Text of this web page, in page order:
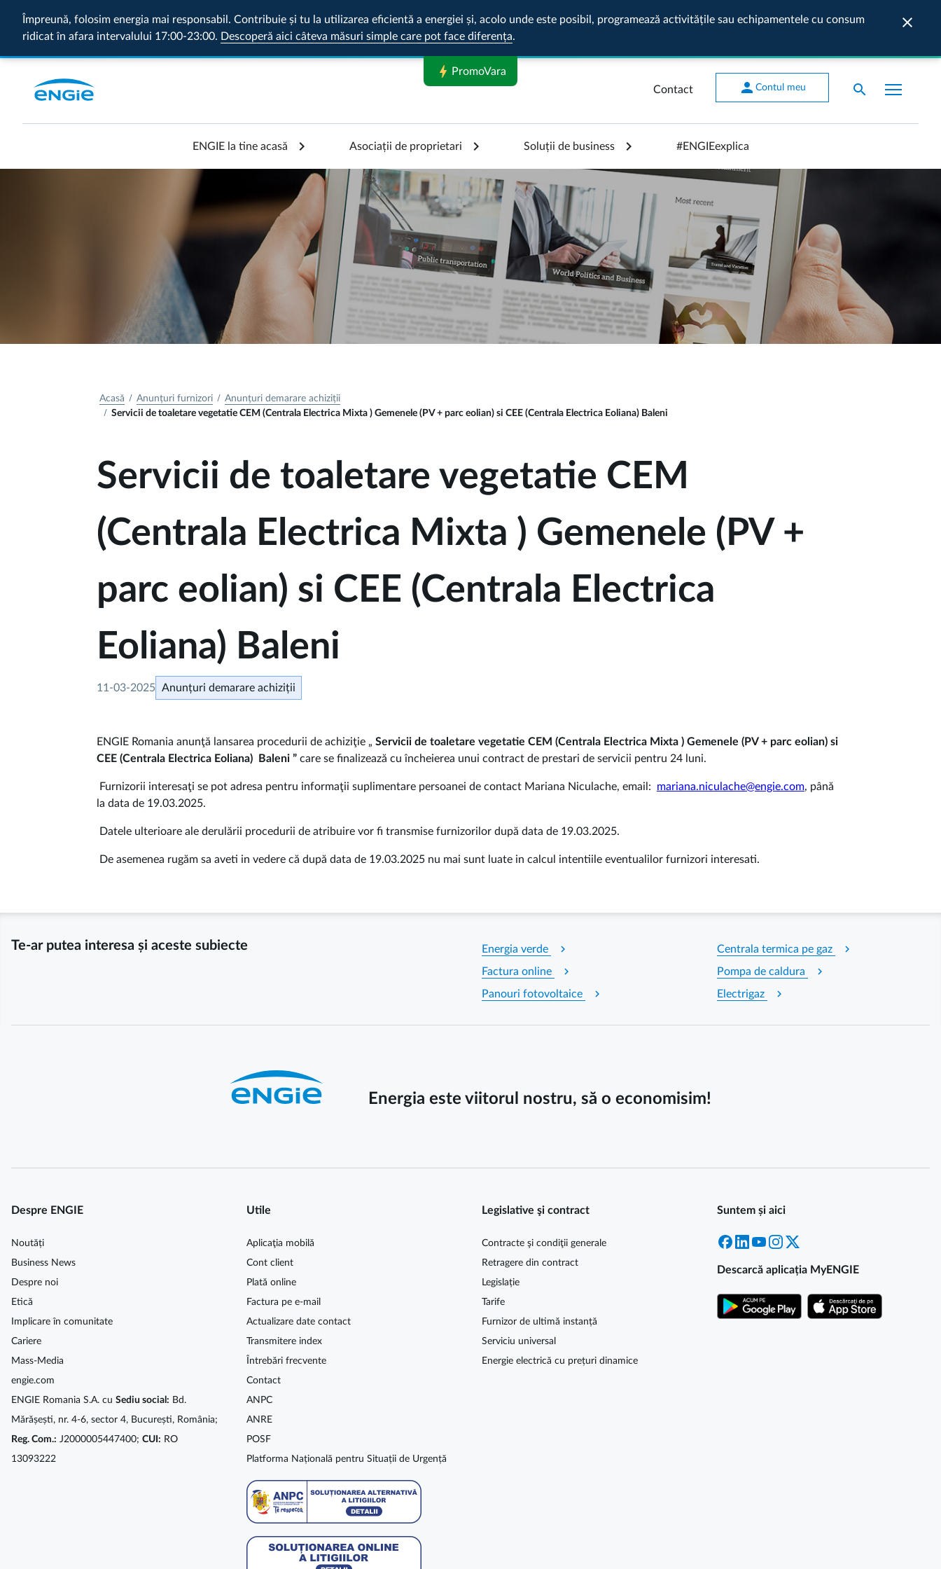
Împreună, folosim energia mai responsabil. Contribuie și tu la utilizarea eficientă a energiei și, acolo unde este posibil, programează activitățile sau echipamentele cu consum
ridicat în afara intervalului 17:00-23:00. Descoperă aici câteva măsuri simple care pot face diferența.
close
Contact person Contul meu search
ENGIE la tine acasă Asociații de proprietari Soluții de business #ENGIEexplica
Acasă Anunțuri furnizori
Anunțuri demarare achiziții
Servicii de toaletare vegetatie CEM (Centrala Electrica Mixta ) Gemenele (PV + parc eolian) si CEE (Centrala Electrica Eoliana) Baleni
Servicii de toaletare vegetatie CEM
(Centrala Electrica Mixta ) Gemenele (PV +
parc eolian) si CEE (Centrala Electrica
Eoliana) Baleni
11-03-2025 Anunțuri demarare achiziții
ENGIE Romania anunţă lansarea procedurii de achiziţie „ Servicii de toaletare vegetatie CEM (Centrala Electrica Mixta ) Gemenele (PV + parc eolian) si
CEE (Centrala Electrica Eoliana) Baleni ” care se finalizează cu încheierea unui contract de prestari de servicii pentru 24 luni.
Furnizorii interesaţi se pot adresa pentru informaţii suplimentare persoanei de contact Mariana Niculache, email: mariana.niculache@engie.com, până
la data de 19.03.2025.
Datele ulterioare ale derulării procedurii de atribuire vor fi transmise furnizorilor după data de 19.03.2025.
De asemenea rugăm sa aveti in vedere că după data de 19.03.2025 nu mai sunt luate in calcul intentiile eventualilor furnizori interesati.
Te-ar putea interesa și aceste subiecte Energia verde chevron_right Centrala termica pe gaz chevron_right
Factura online chevron_right Pompa de caldura chevron_right
Panouri fotovoltaice chevron_right Electrigaz chevron_right
Energia este viitorul nostru, să o economisim!
Despre ENGIE
Noutăți
Business News
Despre noi
Etică
Implicare în comunitate
Cariere
Mass-Media
engie.com
ENGIE Romania S.A. cu Sediu social: Bd.
Mărășești, nr. 4-6, sector 4, București, România;
Reg. Com.: J2000005447400; CUI: RO
13093222
Utile
Aplicaţia mobilă
Cont client
Plată online
Factura pe e-mail
Actualizare date contact
Transmitere index
Întrebări frecvente
Contact
ANPC
ANRE
POSF
Platforma Națională pentru Situații de Urgență
Legislative şi contract
Contracte şi condiţii generale
Retragere din contract
Legislație
Tarife
Furnizor de ultimă instanță
Serviciu universal
Energie electrică cu prețuri dinamice
Suntem și aici
Facebook
LinkedInYouTubeInstagram
Descarcă aplicația MyENGIE
bolt PromoVara